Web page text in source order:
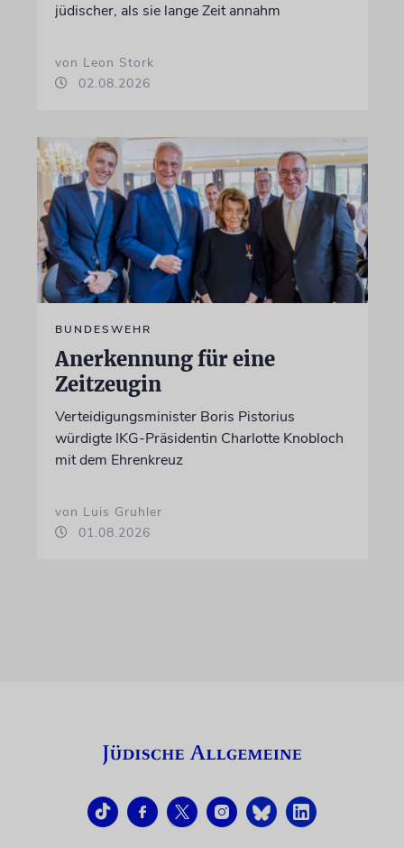
jüdischer, als sie lange Zeit annahm
von Leon Stork
02.08.2026
BUNDESWEHR
Anerkennung für eine
Zeitzeugin
Verteidigungsminister Boris Pistorius
würdigte IKG-Präsidentin Charlotte Knobloch
mit dem Ehrenkreuz
von Luis Gruhler
01.08.2026